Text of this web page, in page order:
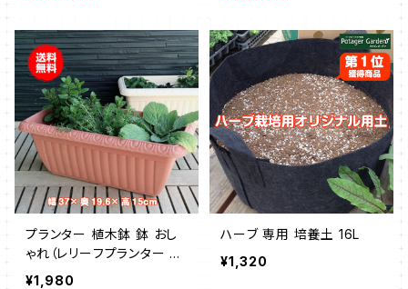
プランター 植木鉢 鉢 おし
ゃれ（レリーフプランター 茶
受皿付）
¥1,980
ハーブ 専用 培養土 16L
¥1,320